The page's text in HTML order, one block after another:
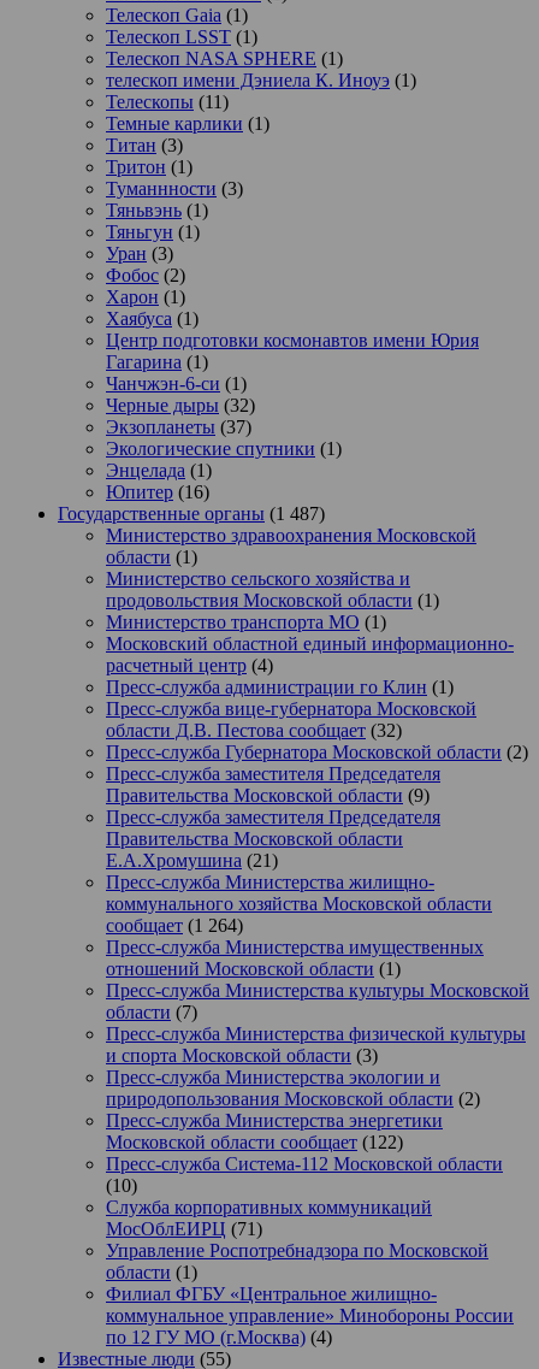
Телескоп Gaia (1)
Телескоп LSST (1)
Телескоп NASA SPHERE (1)
телескоп имени Дэниела К. Иноуэ (1)
Телескопы (11)
Темные карлики (1)
Титан (3)
Тритон (1)
Туманнности (3)
Тяньвэнь (1)
Тяньгун (1)
Уран (3)
Фобос (2)
Харон (1)
Хаябуса (1)
Центр подготовки космонавтов имени Юрия
Гагарина (1)
Чанчжэн-6-си (1)
Черные дыры (32)
Экзопланеты (37)
Экологические спутники (1)
Энцелада (1)
Юпитер (16)
Государственные органы (1 487)
Министерство здравоохранения Московской
области (1)
Министерство сельского хозяйства и
продовольствия Московской области (1)
Министерство транспорта МО (1)
Московский областной единый информационно-
расчетный центр (4)
Пресс-служба администрации го Клин (1)
Пресс-служба вице-губернатора Московской
области Д.В. Пестова сообщает (32)
Пресс-служба Губернатора Московской области (2)
Пресс-служба заместителя Председателя
Правительства Московской области (9)
Пресс-служба заместителя Председателя
Правительства Московской области
Е.А.Хромушина (21)
Пресс-служба Министерства жилищно-
коммунального хозяйства Московской области
сообщает (1 264)
Пресс-служба Министерства имущественных
отношений Московской области (1)
Пресс-служба Министерства культуры Московской
области (7)
Пресс-служба Министерства физической культуры
и спорта Московской области (3)
Пресс-служба Министерства экологии и
природопользования Московской области (2)
Пресс-служба Министерства энергетики
Московской области сообщает (122)
Пресс-служба Система-112 Московской области
(10)
Служба корпоративных коммуникаций
МосОблЕИРЦ (71)
Управление Роспотребнадзора по Московской
области (1)
Филиал ФГБУ «Центральное жилищно-
коммунальное управление» Минобороны России
по 12 ГУ МО (г.Москва) (4)
Известные люди (55)